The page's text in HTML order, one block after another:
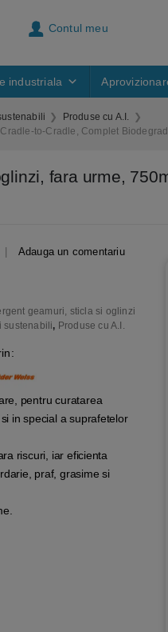
Contul meu
industriala
Produse cu A.I.
to-Cradle, Complet
fara urme,
| Adauga un comentariu
geamuri, sticla si oglinzi
sustenabili, Produse cu A.I.
pentru curatarea
in special a suprafetelor
riscuri, iar eficienta
praf, grasime si